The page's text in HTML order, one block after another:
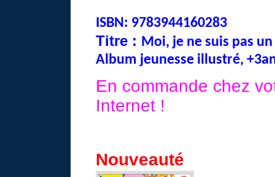
ISBN: 9783944160283
Titre : Moi, je ne suis pas
Album jeunesse illustré,
En commande chez
Internet !
Nouveauté